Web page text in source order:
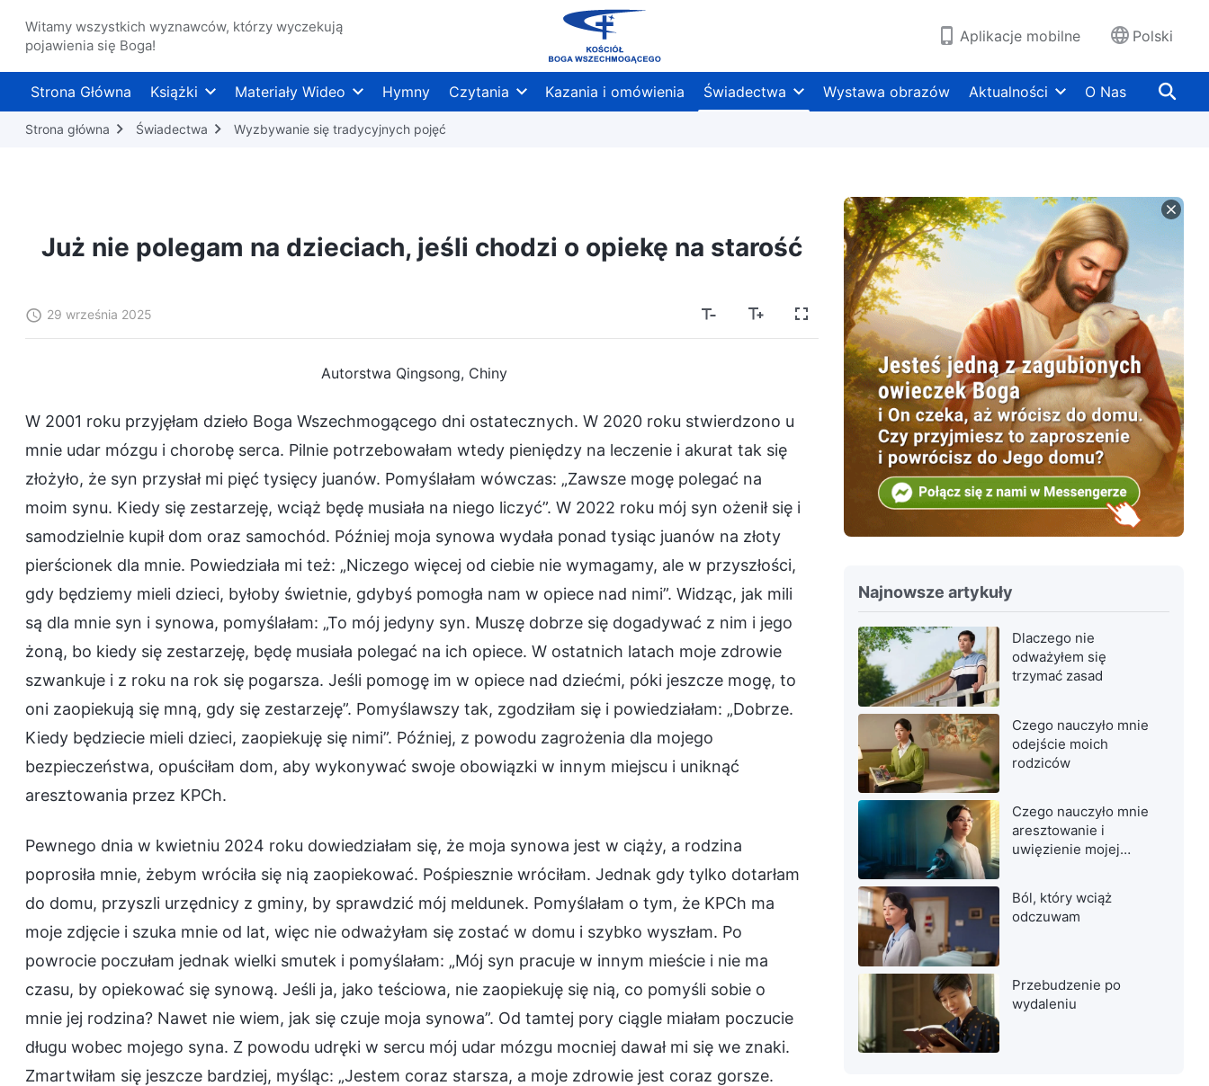
Witamy wszystkich wyznawców, którzy wyczekują
pojawienia się Boga!
Aplikacje mobilne Polski
Strona Główna Książki Materiały Wideo Hymny Czytania Kazania i omówienia Świadectwa Wystawa obrazów Aktualności O Nas
Strona główna Świadectwa Wyzbywanie się tradycyjnych pojęć
Już nie polegam na dzieciach, jeśli chodzi o opiekę na starość
29 września 2025
Autorstwa Qingsong, Chiny
W 2001 roku przyjęłam dzieło Boga Wszechmogącego dni ostatecznych. W 2020 roku stwierdzono u
mnie udar mózgu i chorobę serca. Pilnie potrzebowałam wtedy pieniędzy na leczenie i akurat tak się
złożyło, że syn przysłał mi pięć tysięcy juanów. Pomyślałam wówczas: „Zawsze mogę polegać na
moim synu. Kiedy się zestarzeję, wciąż będę musiała na niego liczyć”. W 2022 roku mój syn ożenił się i
samodzielnie kupił dom oraz samochód. Później moja synowa wydała ponad tysiąc juanów na złoty
pierścionek dla mnie. Powiedziała mi też: „Niczego więcej od ciebie nie wymagamy, ale w przyszłości,
gdy będziemy mieli dzieci, byłoby świetnie, gdybyś pomogła nam w opiece nad nimi”. Widząc, jak mili
są dla mnie syn i synowa, pomyślałam: „To mój jedyny syn. Muszę dobrze się dogadywać z nim i jego
żoną, bo kiedy się zestarzeję, będę musiała polegać na ich opiece. W ostatnich latach moje zdrowie
szwankuje i z roku na rok się pogarsza. Jeśli pomogę im w opiece nad dziećmi, póki jeszcze mogę, to
oni zaopiekują się mną, gdy się zestarzeję”. Pomyślawszy tak, zgodziłam się i powiedziałam: „Dobrze.
Kiedy będziecie mieli dzieci, zaopiekuję się nimi”. Później, z powodu zagrożenia dla mojego
bezpieczeństwa, opuściłam dom, aby wykonywać swoje obowiązki w innym miejscu i uniknąć
aresztowania przez KPCh.
Pewnego dnia w kwietniu 2024 roku dowiedziałam się, że moja synowa jest w ciąży, a rodzina
poprosiła mnie, żebym wróciła się nią zaopiekować. Pośpiesznie wróciłam. Jednak gdy tylko dotarłam
do domu, przyszli urzędnicy z gminy, by sprawdzić mój meldunek. Pomyślałam o tym, że KPCh ma
moje zdjęcie i szuka mnie od lat, więc nie odważyłam się zostać w domu i szybko wyszłam. Po
powrocie poczułam jednak wielki smutek i pomyślałam: „Mój syn pracuje w innym mieście i nie ma
czasu, by opiekować się synową. Jeśli ja, jako teściowa, nie zaopiekuję się nią, co pomyśli sobie o
mnie jej rodzina? Nawet nie wiem, jak się czuje moja synowa”. Od tamtej pory ciągle miałam poczucie
długu wobec mojego syna. Z powodu udręki w sercu mój udar mózgu mocniej dawał mi się we znaki.
Zmartwiłam się jeszcze bardziej, myśląc: „Jestem coraz starsza, a moje zdrowie jest coraz gorsze.
Najnowsze artykuły
Dlaczego nie
odważyłem się
trzymać zasad
Czego nauczyło mnie
odejście moich
rodziców
Czego nauczyło mnie
aresztowanie i
uwięzienie mojej
Ból, który wciąż
odczuwam
Przebudzenie po
wydaleniu